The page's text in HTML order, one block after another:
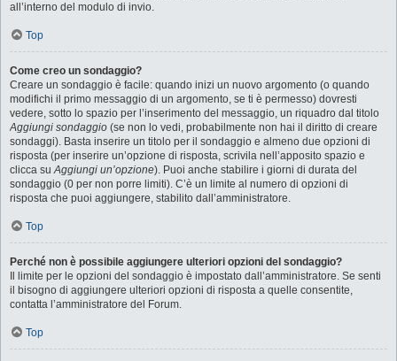
all’interno del modulo di invio.
Top
Come creo un sondaggio?
Creare un sondaggio è facile: quando inizi un nuovo argomento (o quando
modifichi il primo messaggio di un argomento, se ti è permesso) dovresti
vedere, sotto lo spazio per l’inserimento del messaggio, un riquadro dal titolo
Aggiungi sondaggio (se non lo vedi, probabilmente non hai il diritto di creare
sondaggi). Basta inserire un titolo per il sondaggio e almeno due opzioni di
risposta (per inserire un’opzione di risposta, scrivila nell’apposito spazio e
clicca suAggiungi un’opzione). Puoi anche stabilire i giorni di durata del
sondaggio (0 per non porre limiti). C’è un limite al numero di opzioni di
risposta che puoi aggiungere, stabilito dall’amministratore.
Top
Perché non è possibile aggiungere ulteriori opzioni del sondaggio?
Il limite per le opzioni del sondaggio è impostato dall’amministratore. Se senti
il bisogno di aggiungere ulteriori opzioni di risposta a quelle consentite,
contatta l’amministratore del Forum.
Top